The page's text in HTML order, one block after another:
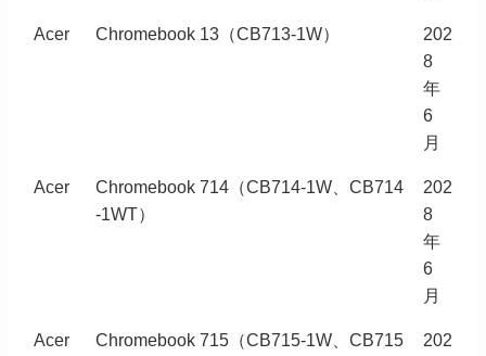
Acer Chromebook 13（CB713-1W）
202
8
年
6
月
Acer
Chromebook 714（CB714-1W、CB714
-1WT）
202
8
年
6
月
Acer
Chromebook 715（CB715-1W、CB715
202